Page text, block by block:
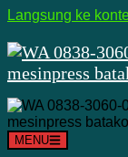
Langsung ke
MENU